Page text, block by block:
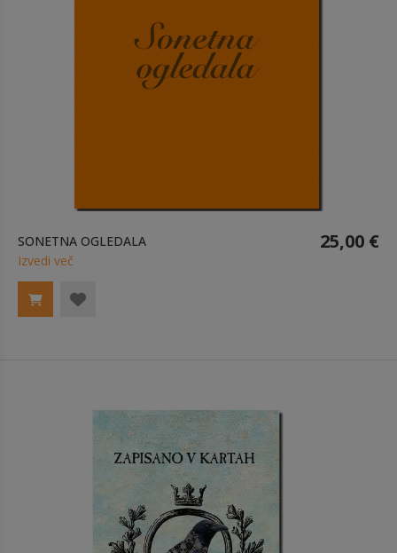
SONETNA OGLEDALA 25,00 €
Izvedi več